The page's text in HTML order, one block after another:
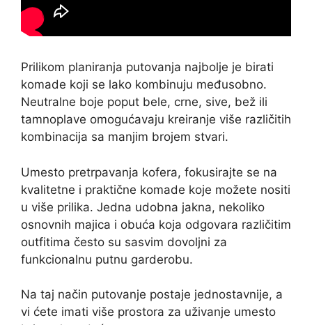
Prilikom planiranja putovanja najbolje je birati
komade koji se lako kombinuju međusobno.
Neutralne boje poput bele, crne, sive, bež ili
tamnoplave omogućavaju kreiranje više različitih
kombinacija sa manjim brojem stvari.
Umesto pretrpavanja kofera, fokusirajte se na
kvalitetne i praktične komade koje možete nositi
u više prilika. Jedna udobna jakna, nekoliko
osnovnih majica i obuća koja odgovara različitim
outfitima često su sasvim dovoljni za
funkcionalnu putnu garderobu.
Na taj način putovanje postaje jednostavnije, a
vi ćete imati više prostora za uživanje umesto